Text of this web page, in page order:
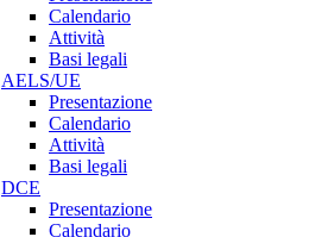
Calendario
Attività
Basi legali
AELS/UE
Presentazione
Calendario
Attività
Basi legali
DCE
Presentazione
Calendario